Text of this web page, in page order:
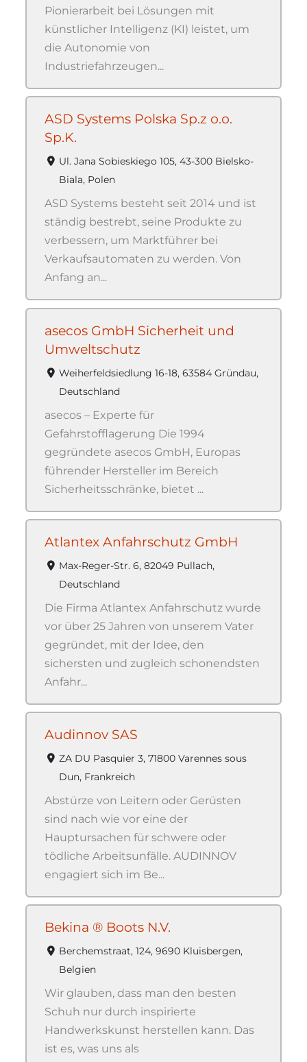
Pionierarbeit bei Lösungen mit
künstlicher Intelligenz (KI) leistet, um
die Autonomie von
Industriefahrzeugen...
ASD Systems Polska Sp.z o.o.
Sp.K.
Ul. Jana Sobieskiego 105, 43-300 Bielsko-
Biala, Polen
ASD Systems besteht seit 2014 und ist
ständig bestrebt, seine Produkte zu
verbessern, um Marktführer bei
Verkaufsautomaten zu werden. Von
Anfang an...
asecos GmbH Sicherheit und
Umweltschutz
Weiherfeldsiedlung 16-18, 63584 Gründau,
Deutschland
asecos – Experte für
Gefahrstofflagerung Die 1994
gegründete asecos GmbH, Europas
führender Hersteller im Bereich
Sicherheitsschränke, bietet ...
Atlantex Anfahrschutz GmbH
Max-Reger-Str. 6, 82049 Pullach,
Deutschland
Die Firma Atlantex Anfahrschutz wurde
vor über 25 Jahren von unserem Vater
gegründet, mit der Idee, den
sichersten und zugleich schonendsten
Anfahr...
Audinnov SAS
ZA DU Pasquier 3, 71800 Varennes sous
Dun, Frankreich
Abstürze von Leitern oder Gerüsten
sind nach wie vor eine der
Hauptursachen für schwere oder
tödliche Arbeitsunfälle. AUDINNOV
engagiert sich im Be...
Bekina ® Boots N.V.
Berchemstraat, 124, 9690 Kluisbergen,
Belgien
Wir glauben, dass man den besten
Schuh nur durch inspirierte
Handwerkskunst herstellen kann. Das
ist es, was uns als